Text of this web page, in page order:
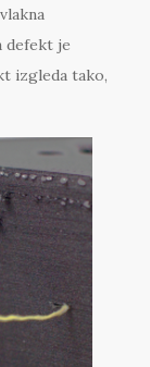
defekt je
izgleda tako,